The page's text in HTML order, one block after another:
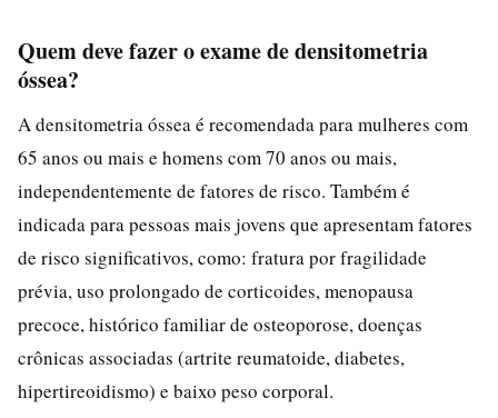
Quem deve fazer o exame de densitometria
óssea?
A densitometria óssea é recomendada para mulheres com
65 anos ou mais e homens com 70 anos ou mais,
independentemente de fatores de risco. Também é
indicada para pessoas mais jovens que apresentam fatores
de risco significativos, como: fratura por fragilidade
prévia, uso prolongado de corticoides, menopausa
precoce, histórico familiar de osteoporose, doenças
crônicas associadas (artrite reumatoide, diabetes,
hipertireoidismo) e baixo peso corporal.